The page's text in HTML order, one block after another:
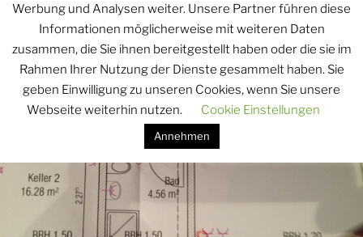
mit besten Konditionen.
Menü
Werbung und Analysen weiter. Unsere Partner führen diese
Informationen möglicherweise mit weiteren Daten
zusammen, die Sie ihnen bereitgestellt haben oder die sie im
Rahmen Ihrer Nutzung der Dienste gesammelt haben. Sie
geben Einwilligung zu unseren Cookies, wenn Sie unsere
Webseite weiterhin nutzen.
Cookie Einstellungen
Annehmen